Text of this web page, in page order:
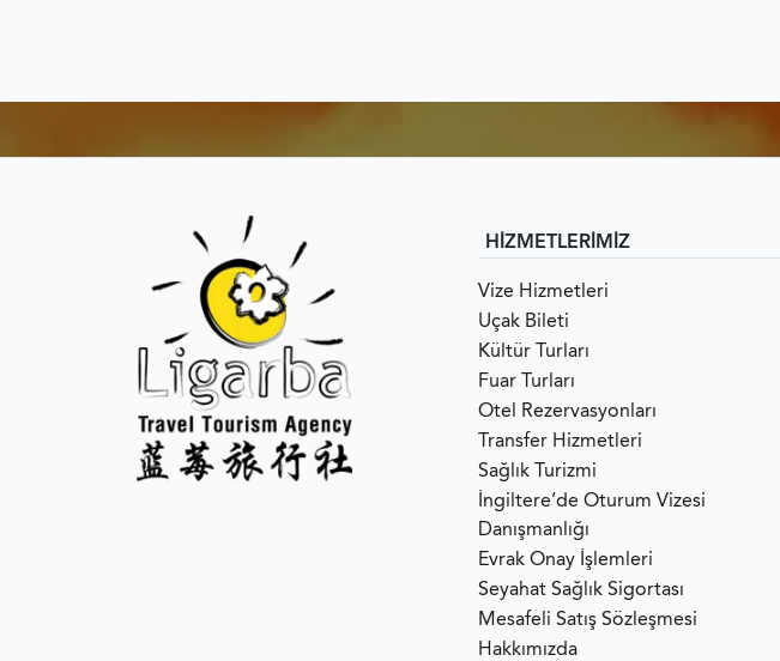
HİZMETLERİMİZ
Vize Hizmetleri
Uçak Bileti
Kültür Turları
Fuar Turları
Otel Rezervasyonları
Transfer Hizmetleri
Sağlık Turizmi
İngiltere’de Oturum Vizesi
Danışmanlığı
Evrak Onay İşlemleri
Seyahat Sağlık Sigortası
Mesafeli Satış Sözleşmesi
Hakkımızda